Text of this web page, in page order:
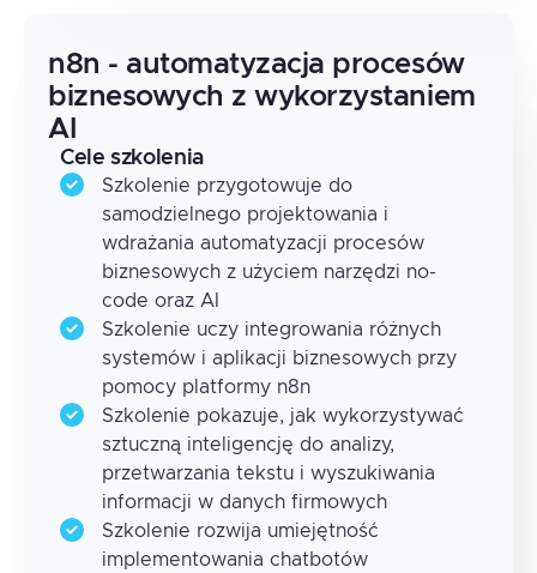
n8n - automatyzacja procesów
biznesowych z wykorzystaniem
AI
Cele szkolenia
Szkolenie przygotowuje do
samodzielnego projektowania i
wdrażania automatyzacji procesów
biznesowych z użyciem narzędzi no-
code oraz AI
Szkolenie uczy integrowania różnych
systemów i aplikacji biznesowych przy
pomocy platformy n8n
Szkolenie pokazuje, jak wykorzystywać
sztuczną inteligencję do analizy,
przetwarzania tekstu i wyszukiwania
informacji w danych firmowych
Szkolenie rozwija umiejętność
implementowania chatbotów